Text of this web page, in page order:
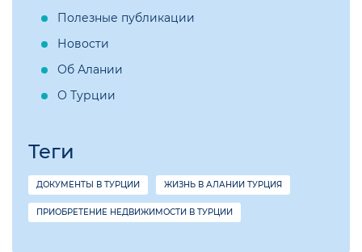
Полезные публикации
Новости
Об Алании
О Турции
Теги
ДОКУМЕНТЫ В ТУРЦИИ ЖИЗНЬ В АЛАНИИ ТУРЦИЯ
ПРИОБРЕТЕНИЕ НЕДВИЖИМОСТИ В ТУРЦИИ